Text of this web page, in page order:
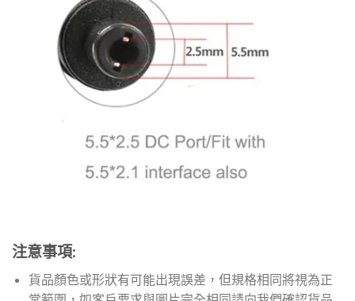
注意事項:
貨品顏色或形狀有可能出現誤差，但規格相同將視為正